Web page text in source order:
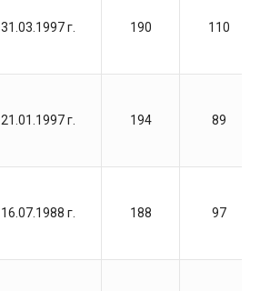
31.03.1997 г. 190 110
21.01.1997 г. 194 89
16.07.1988 г. 188 97